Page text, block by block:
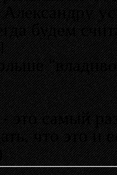
будем
это самый
что это и